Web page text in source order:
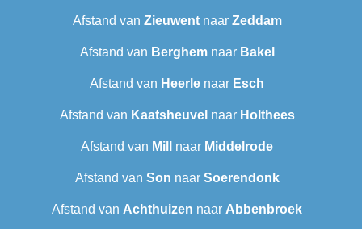
Afstand van Zieuwentnaar Zeddam
Afstand van Berghemnaar Bakel
Afstand van Heerle naar Esch
Afstand van Kaatsheuvel naar Holthees
Afstand van Mill naar Middelrode
Afstand van Son naar Soerendonk
Afstand van Achthuizen naar Abbenbroek